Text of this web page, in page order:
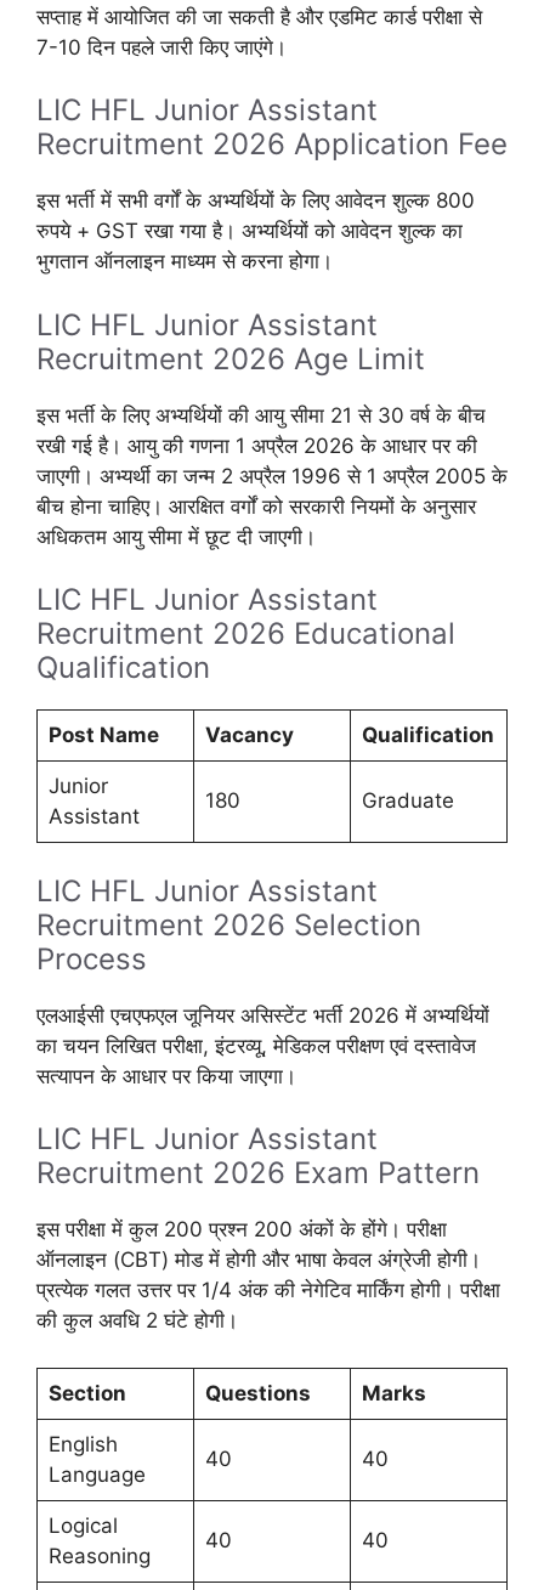
सप्ताह में आयोजित की जा सकती है और एडमिट कार्ड परीक्षा से
7-10 दिन पहले जारी किए जाएंगे।
LIC HFL Junior Assistant
Recruitment 2026 Application Fee
इस भर्ती में सभी वर्गों के अभ्यर्थियों के लिए आवेदन शुल्क 800
रुपये + GST रखा गया है। अभ्यर्थियों को आवेदन शुल्क का
भुगतान ऑनलाइन माध्यम से करना होगा।
LIC HFL Junior Assistant
Recruitment 2026 Age Limit
इस भर्ती के लिए अभ्यर्थियों की आयु सीमा 21 से 30 वर्ष के बीच
रखी गई है। आयु की गणना 1 अप्रैल 2026 के आधार पर की
जाएगी। अभ्यर्थी का जन्म 2 अप्रैल 1996 से 1 अप्रैल 2005 के
बीच होना चाहिए। आरक्षित वर्गों को सरकारी नियमों के अनुसार
अधिकतम आयु सीमा में छूट दी जाएगी।
LIC HFL Junior Assistant
Recruitment 2026 Educational
Qualification
Post Name Vacancy Qualification
Junior
Assistant
180 Graduate
LIC HFL Junior Assistant
Recruitment 2026 Selection
Process
एलआईसी एचएफएल जूनियर असिस्टेंट भर्ती 2026 में अभ्यर्थियों
का चयन लिखित परीक्षा, इंटरव्यू, मेडिकल परीक्षण एवं दस्तावेज
सत्यापन के आधार पर किया जाएगा।
LIC HFL Junior Assistant
Recruitment 2026 Exam Pattern
इस परीक्षा में कुल 200 प्रश्न 200 अंकों के होंगे। परीक्षा
ऑनलाइन (CBT) मोड में होगी और भाषा केवल अंग्रेजी होगी।
प्रत्येक गलत उत्तर पर 1/4 अंक की नेगेटिव मार्किंग होगी। परीक्षा
की कुल अवधि 2 घंटे होगी।
Section Questions Marks
English
Language
40 40
Logical
Reasoning
40 40